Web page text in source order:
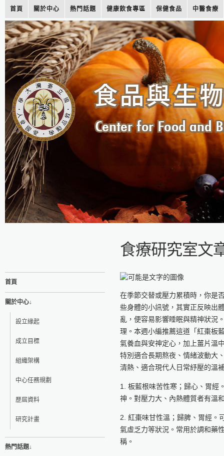
首頁 關於中心 熱門話題 健康飲食專區 保健食品 中醫食療
食療研究室文
首頁
關於中心↓
設立緣起
成立目標
組織架構
中心任務規劃
歷屆資料
研究計畫
熱門話題↓
在季節交替或壓力累積時，你是
些身體的小訊號，其實正反映出
亂，便容易影響睡眠與精神狀況
理。本週小編推薦這道「紅棗板
氣養血與安神定心，加上薑片溫
特別適合長期熬夜、情緒波動大
清熱、適合現代人日常紓壓的溫
1. 板藍根味苦性寒；歸心、胃經
神。對壓力大、內熱體質者有溫
2. 紅棗味甘性溫；歸脾、胃經。
氣虛乏力等狀況。常用於調和藥
稱。